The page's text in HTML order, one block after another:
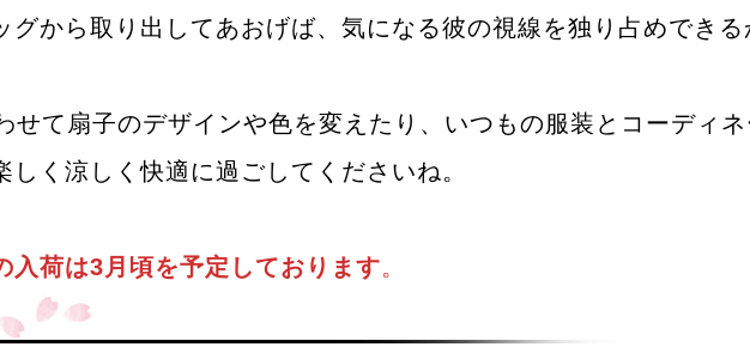
グから取り出してあおげば、気になる彼の視線を独り占めでき
せて扇子のデザインや色を変えたり、いつもの服装とコーディ
しく涼しく快適に過ごしてくださいね。
入荷は3月頃を予定しております。